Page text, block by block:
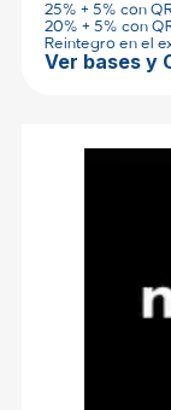
25% + 5% con
20% + 5% con
Reintegro en el
Ver bases y